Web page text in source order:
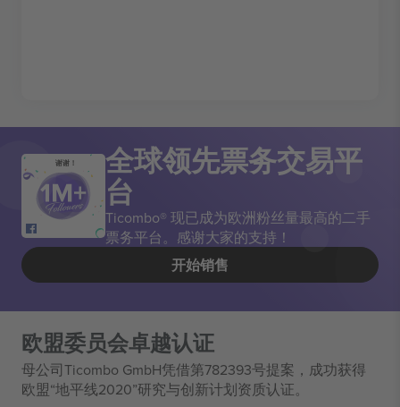
谢谢！ 全球领先票务交易平
台
Ticombo® 现已成为欧洲粉丝量最高的二手
票务平台。感谢大家的支持！
开始销售
欧盟委员会卓越认证
母公司Ticombo GmbH凭借第782393号提案，成功获得
欧盟“地平线2020”研究与创新计划资质认证。